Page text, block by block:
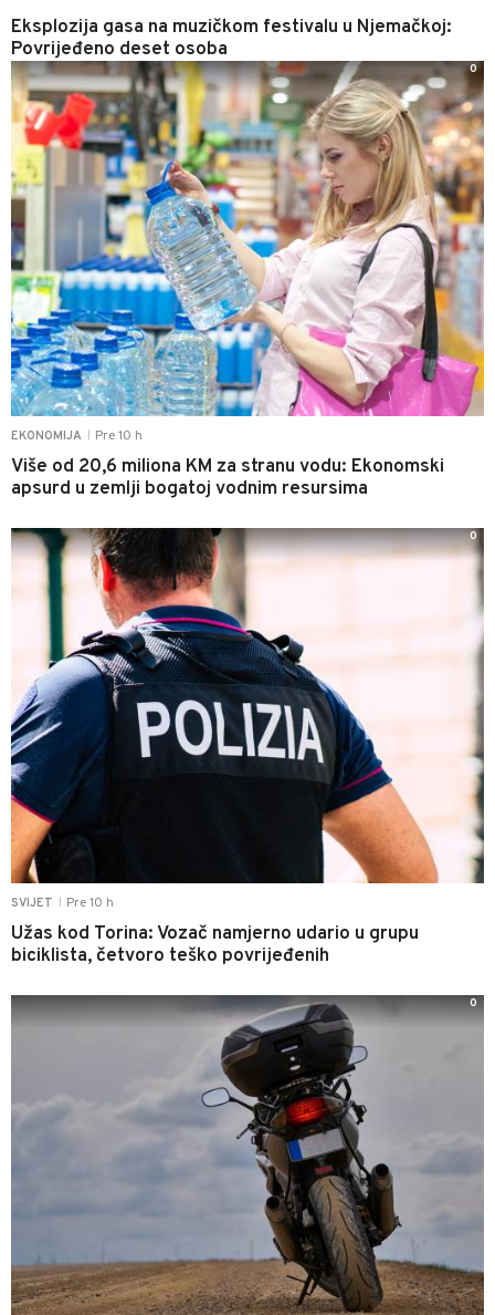
Eksplozija gasa na muzičkom festivalu u Njemačkoj:
Povrijeđeno deset osoba
EKONOMIJA Pre 10 h
Više od 20,6 miliona KM za stranu vodu: Ekonomski
apsurd u zemlji bogatoj vodnim resursima
0
SVIJET Pre 10 h
Užas kod Torina: Vozač namjerno udario u grupu
biciklista, četvoro teško povrijeđenih
0
0